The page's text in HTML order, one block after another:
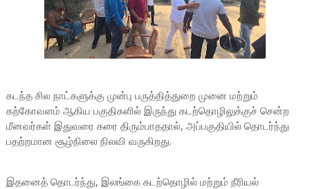
கடந்த சில நாட்களுக்கு முன்பு பருத்தித்துறை முனை மற்றும்
கற்கோவளம் ஆகிய பகுதிகளில் இருந்து கடற்தொழிலுக்குச் சென்ற
மீனவர்கள் இதுவரை கரை திரும்பாததால், அப்பகுதியில் தொடர்ந்து
பதற்றமான சூழ்நிலை நிலவி வருகிறது.
இதனைத் தொடர்ந்து, இலங்கை கடற்தொழில் மற்றும் நீரியல்